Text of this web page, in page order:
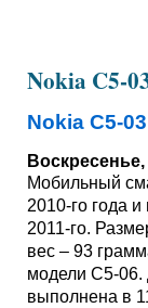
Nokia C5-
Nokia C5-03
Мобильный
2010-го года
2011-го.
вес – 93
модели С5-06.
выполнена в